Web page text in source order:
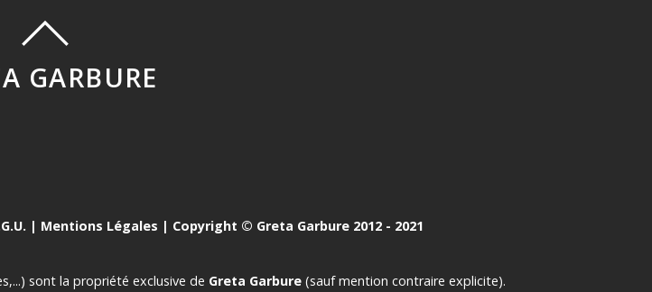
GARBURE
| Mentions Légales | Copyright © Greta Garbure 2012 - 2021
sont la propriété exclusive de Greta Garbure (sauf mention contraire explicite).